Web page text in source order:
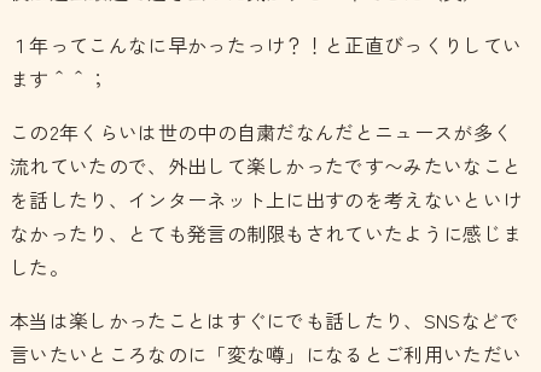
１年ってこんなに早かったっけ？！と正直びっくりしてい
ます＾＾；
この2年くらいは世の中の自粛だなんだとニュースが多く
流れていたので、外出して楽しかったです〜みたいなこと
を話したり、インターネット上に出すのを考えないといけ
なかったり、とても発言の制限もされていたように感じま
した。
本当は楽しかったことはすぐにでも話したり、SNSなどで
言いたいところなのに「変な噂」になるとご利用いただい